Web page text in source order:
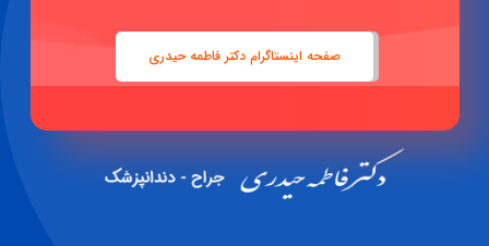
صفحه اینستاگرام دکتر فاطمه حیدری